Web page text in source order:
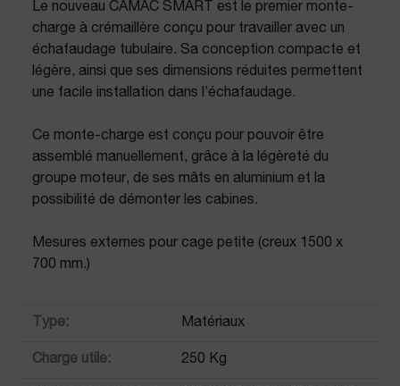
Le nouveau CAMAC SMART est le premier monte-
charge à crémaillère conçu pour travailler avec un
échafaudage tubulaire. Sa conception compacte et
légère, ainsi que ses dimensions réduites permettent
une facile installation dans l’échafaudage.
Ce monte-charge est conçu pour pouvoir être
assemblé manuellement, grâce à la légèreté du
groupe moteur, de ses mâts en aluminium et la
possibilité de démonter les cabines.
Mesures externes pour cage petite (creux 1500 x
700 mm.)
Type: Matériaux
Charge utile: 250 Kg